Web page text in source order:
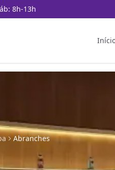
8h-13h
Abranches